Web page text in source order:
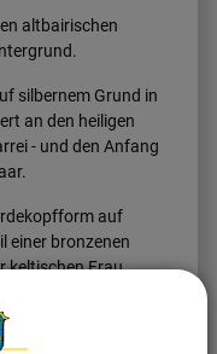
altbairischen
silbernem Grund in
an den heiligen
- und den Anfang
auf
einer bronzenen
keltischen Frau
Gräberfeldes
im Osten